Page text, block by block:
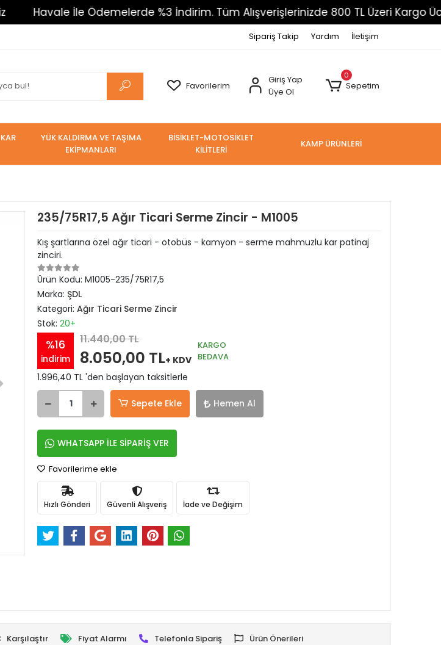
Havale İle Ödemelerde %3 İndirim. Tüm Alışverişlerinizde 800 TL Üzeri Kargo Ücretsiz
Sipariş Takip Yardım İletişim
Favorilerim
Giriş Yap
Üye Ol
0
Sepetim
YÜK KALDIRMA VE TAŞIMA
EKİPMANLARI
BİSİKLET-MOTOSİKLET
KİLİTLERİ
KAMP ÜRÜNLERİ
235/75R17,5 Ağır Ticari Serme Zincir - M1005
Kış şartlarına özel ağır ticari - otobüs - kamyon - serme mahmuzlu kar patinaj
zinciri.
Ürün Kodu: M1005-235/75R17,5
Marka: ŞDL
Kategori: Ağır Ticari Serme Zincir
Stok: 20+
%16
indirim
11.440,00 TL
8.050,00 TL+ KDV
KARGO
BEDAVA
1.996,40 TL 'den başlayan taksitlerle
Sepete Ekle Hemen Al
WHATSAPP İLE SİPARİŞ VER
Favorilerime ekle
Hızlı Gönderi Güvenli Alışveriş İade ve Değişim
Karşılaştır Fiyat Alarmı Telefonla Sipariş Ürün Önerileri